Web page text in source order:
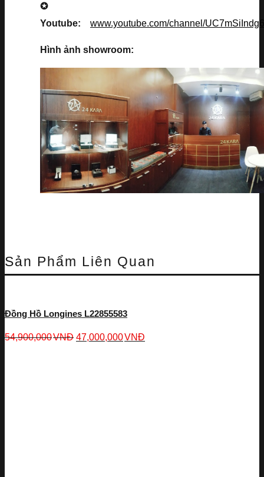
✪
Youtube: www.youtube.com/channel/
Hình ảnh showroom:
Sản Phẩm Liên Quan
Đồng Hồ Longines L22855583
54,900,000VNĐ 47,000,000VNĐ